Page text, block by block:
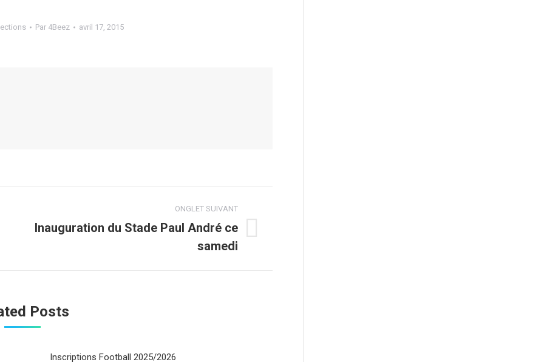
Par 4Beez avril 17, 2015
ONGLET SUIVANT
Onglet
Inauguration du Stade Paul André ce
samedi
Posts
Inscriptions Football 2025/2026